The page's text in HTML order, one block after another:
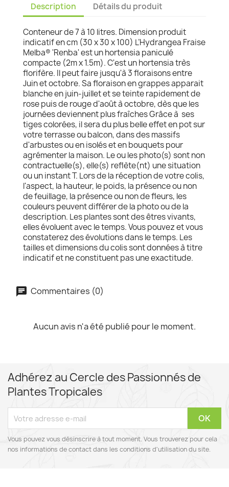
Description Détails du produit
Conteneur de 7 à 10 litres. Dimension produit
indicatif en cm (30 x 30 x 100) L’Hydrangea Fraise
Melba® 'Renba' est un hortensia paniculé
compacte (2m x 1.5m). C'est un hortensia très
florifère. Il peut faire jusqu'à 3 floraisons entre
Juin et octobre. Sa floraison en grappes apparait
blanche en juin-juillet et se teinte rapidement de
rose puis de rouge d'août à octobre, dès que les
journées deviennent plus fraîches Grâce à ses
tiges colorées, il sera du plus belle effet en pot sur
votre terrasse ou balcon, dans des massifs
d'arbustes ou en isolés et en bouquets pour
agrémenter la maison. Le ou les photo(s) sont non
contractuelle(s), elle(s) reflète(nt) une situation
ou un instant T. Lors de la réception de votre colis,
l'aspect, la hauteur, le poids, la présence ou non
de feuillage, la présence ou non de fleurs, les
couleurs peuvent différer de la photo ou de la
description. Les plantes sont des êtres vivants,
elles évoluent avec le temps. Vous pouvez et vous
constaterez des évolutions dans le temps. Les
tailles et dimensions du colis sont données à titre
indicatif et ne constituent pas une exactitude.
Commentaires (0)
Aucun avis n'a été publié pour le moment.
Adhérez au Cercle des Passionnés de
Plantes Tropicales
Vous pouvez vous désinscrire à tout moment. Vous trouverez pour cela
nos informations de contact dans les conditions d'utilisation du site.